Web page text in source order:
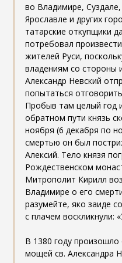
во Владимире,
Ярославле и других
татарские откупщики
потребовал
жителей Руси,
владениям со стороны
Александр Невский
попытаться
Пробыв там целый год
обратном пути князь
ноября (6 декабря по
смертью он был
Алексий. Тело князя
Рождественском
Митрополит Кирилл
Владимире о его
разумейте, яко заиде
с плачем воскликнули:
В 1380 году
мощей св. Александра